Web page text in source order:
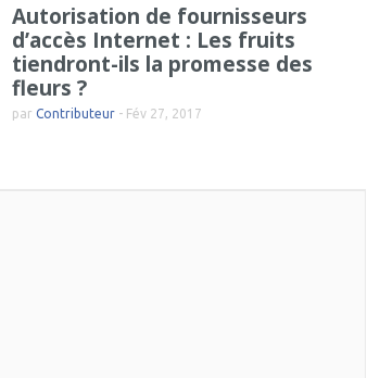
Autorisation de fournisseurs
d’accès Internet : Les fruits
tiendront-ils la promesse des
fleurs ?
par Contributeur- Fév 27, 2017